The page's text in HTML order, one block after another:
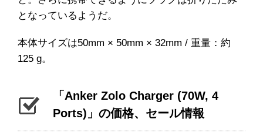
となっているようだ。
本体サイズは50mm × 50mm × 32mm / 重量：約
125 g。
「Anker Zolo Charger (70W, 4
Ports)」の価格、セール情報